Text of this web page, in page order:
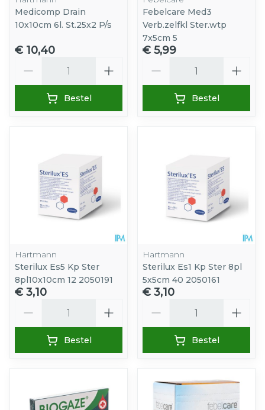
Medicomp Drain
10x10cm 6l. St.25x2 P/s
€ 10,40
Bestel
Febelcare Med3
Verb.zelfkl Ster.wtp
7x5cm 5
€ 5,99
Bestel
Hartmann
Sterilux Es5 Kp Ster
8pl10x10cm 12 2050191
€ 3,10
Bestel
Hartmann
Sterilux Es1 Kp Ster 8pl
5x5cm 40 2050161
€ 3,10
Bestel